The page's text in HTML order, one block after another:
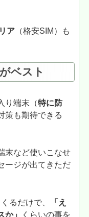
ア （格安SIM）も
ベスト
り端末（特に防
策も期待できる
末など使いこなせ
ージが出てきただ
るだけで、
「え
」
くらいの事を